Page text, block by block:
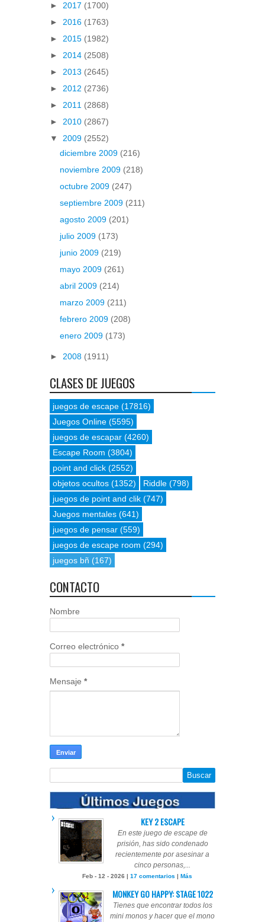
► 2017 (1700)
► 2016 (1763)
► 2015 (1982)
► 2014 (2508)
► 2013 (2645)
► 2012 (2736)
► 2011 (2868)
► 2010 (2867)
▼ 2009 (2552)
diciembre 2009 (216)
noviembre 2009 (218)
octubre 2009 (247)
septiembre 2009 (211)
agosto 2009 (201)
julio 2009 (173)
junio 2009 (219)
mayo 2009 (261)
abril 2009 (214)
marzo 2009 (211)
febrero 2009 (208)
enero 2009 (173)
► 2008 (1911)
CLASES DE JUEGOS
juegos de escape (17816)
Juegos Online (5595)
juegos de escapar (4260)
Escape Room (3804)
point and click (2552)
objetos ocultos (1352) Riddle (798)
juegos de point and clik (747)
Juegos mentales (641)
juegos de pensar (559)
juegos de escape room (294)
juegos bñ (167)
CONTACTO
Nombre
Correo electrónico *
Mensaje *
KEY 2 ESCAPE
En este juego de escape de
prisión, has sido condenado
recientemente por asesinar a
cinco personas,...
Feb - 12 - 2026 | 17 comentarios | Más
MONKEY GO HAPPY: STAGE 1022
Tienes que encontrar todos los
mini monos y hacer que el mono